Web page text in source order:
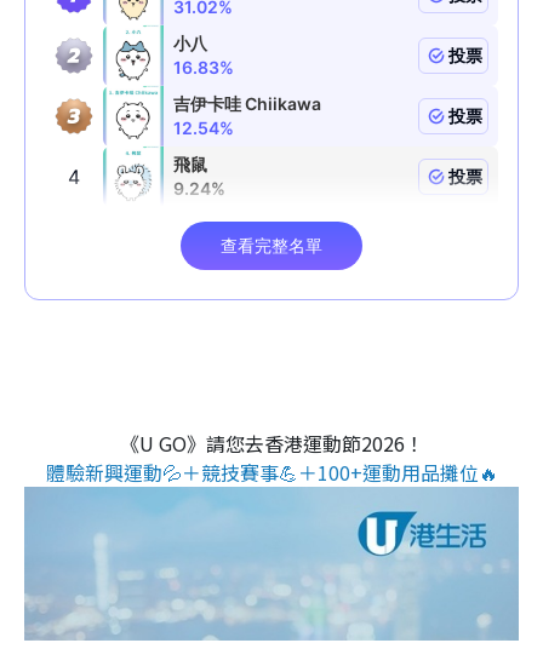
《U GO》請您去香港運動節2026！
體驗新興運動💦＋競技賽事💪＋100+運動用品攤位🔥